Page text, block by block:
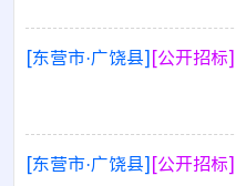
[东营市·广饶县][公开招标]
[东营市·广饶县][公开招标]